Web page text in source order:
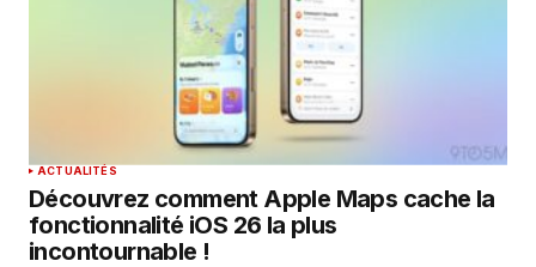
ACTUALITÉS
Découvrez comment Apple Maps cache la
fonctionnalité iOS 26 la plus
incontournable !